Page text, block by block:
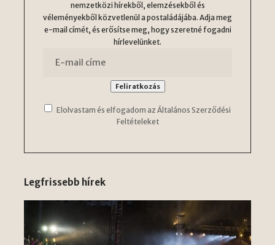
nemzetközi hírekből, elemzésekből és
véleményekből közvetlenül a postaládájába. Adja meg
e-mail címét, és erősítse meg, hogy szeretné fogadni
hírlevelünket.
Elolvastam és elfogadom az Általános Szerződési
Feltételeket
Legfrissebb hírek